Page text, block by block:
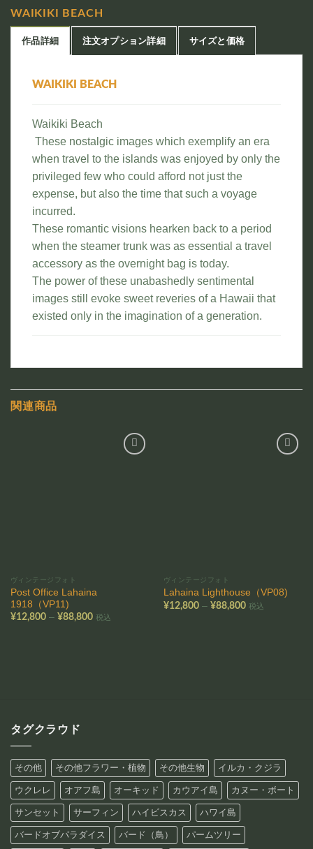
WAIKIKI BEACH
作品詳細 注文オプション詳細 サイズと価格
WAIKIKI BEACH
Waikiki Beach
These nostalgic images which exemplify an era
when travel to the islands was enjoyed by only the
privileged few who could afford not just the
expense, but also the time that such a voyage
incurred.
These romantic visions hearken back to a period
when the steamer trunk was as essential a travel
accessory as the overnight bag is today.
The power of these unabashedly sentimental
images still evoke sweet reveries of a Hawaii that
existed only in the imagination of a generation.
関連商品
ヴィンテージフォト
Post Office Lahaina
1918（VP11)
¥12,800 – ¥88,800価税込
ヴィンテージフォト
Lahaina Lighthouse（VP08)
¥12,800 – ¥88,800価税込
タグクラウド
その他 その他フラワー・植物 その他生物 イルカ・クジラ
ウクレレ オアフ島 オーキッド カウアイ島 カヌー・ボート
サンセット サーフィン ハイビスカス ハワイ島
バードオブパラダイス バード（鳥） パームツリー